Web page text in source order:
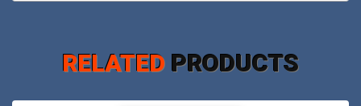
RELATED PRODUCTS